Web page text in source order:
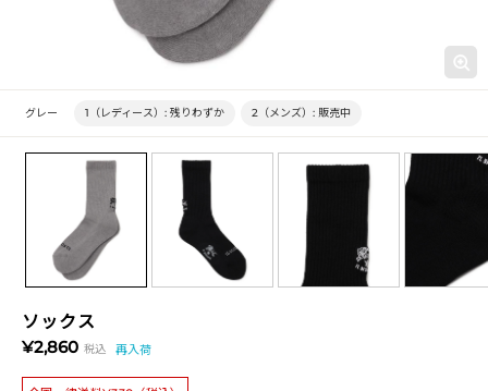
ソックス
¥2,860 税込 再入荷
グレー 1（レディース）: 残りわずか 2（メンズ）: 販売中